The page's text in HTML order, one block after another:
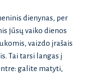
dienynas, per
jūsų vaiko dienos
vaizdo įrašais
Tai tarsi langas į
galite matyti,